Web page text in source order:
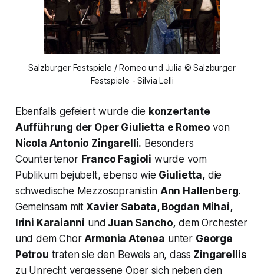
Salzburger Festspiele / Romeo und Julia © Salzburger
Festspiele - Silvia Lelli
Ebenfalls gefeiert wurde die konzertante
Aufführung der Oper Giulietta e Romeo von
Nicola Antonio Zingarelli. Besonders
Countertenor Franco Fagioli wurde vom
Publikum bejubelt, ebenso wie Giulietta,die
schwedische Mezzosopranistin Ann Hallenberg.
Gemeinsam mitXavier Sabata, Bogdan Mihai,
Irini Karaianni und Juan Sancho, dem Orchester
und dem ChorArmonia Atenea unter George
Petrou traten sie den Beweis an, dass Zingarellis
zu Unrecht vergessene Oper sich neben den